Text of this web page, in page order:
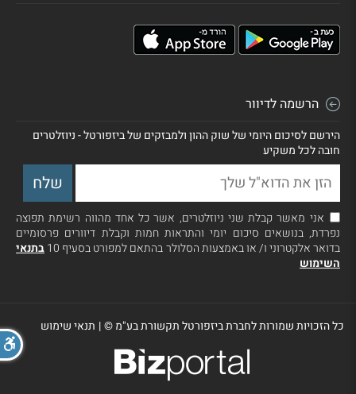
הרשמה לדיוור
הירשם לסיכום היומי של שוק ההון ולמבזקים של ביזפורטל - ניוזלטרים
חובה לכל משקיע
אני מאשר קבלת שני ניוזלטרים, אשר כל אחד מהווה רשימת תפוצה
נפרדת, בנושאים סיכום יומי והתראות חמות וקבלת דיוורים פרסומיים
בדואר אלקטרוני ו/ או באמצעות הסלולר בהתאם למפורט בסעיף 10
בתנאי
השימוש
כל הזכויות שמורות לחברת ביזפורטל תקשורת בע"מ ©| תנאי שימוש